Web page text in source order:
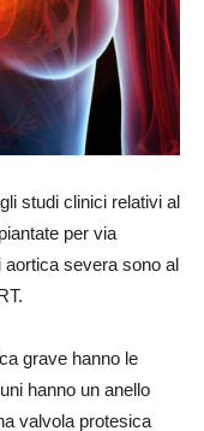
studi clinici relativi al
per via
severa sono al
grave hanno le
hanno un anello
valvola protesica